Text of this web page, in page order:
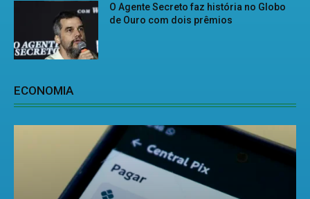
O Agente Secreto faz história no Globo
de Ouro com dois prêmios
ECONOMIA